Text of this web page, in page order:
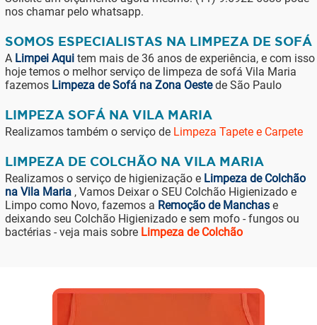
nos chamar pelo whatsapp.
SOMOS ESPECIALISTAS NA LIMPEZA DE SOFÁ
A Limpei Aquitem mais de 36 anos de experiência, e com isso
hoje temos o melhor serviço de limpeza de sofá Vila Maria
fazemos Limpeza de Sofá na Zona Oestede São Paulo
LIMPEZA SOFÁ NA VILA MARIA
Realizamos também o serviço de Limpeza Tapete e Carpete
LIMPEZA DE COLCHÃO NA VILA MARIA
Realizamos o serviço de higienização e Limpeza de Colchão
na Vila Maria, Vamos Deixar o SEU Colchão Higienizado e
Limpo como Novo, fazemos a Remoção de Manchase
deixando seu Colchão Higienizado e sem mofo - fungos ou
bactérias - veja mais sobre Limpeza de Colchão